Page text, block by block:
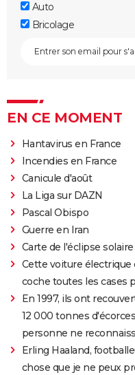
Auto
Bricolage
EN CE MOMENT
Hantavirus en France
Incendies en France
Canicule d'août
La Liga sur DAZN
Pascal Obispo
Guerre en Iran
Carte de l'éclipse solaire
Cette voiture électrique
coche toutes les cases
En 1997, ils ont
12 000 tonnes
personne ne
Erling Haaland,
chose que je ne peux